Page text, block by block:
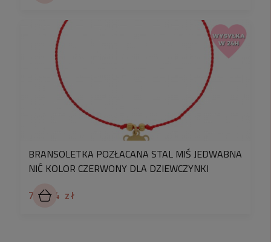
BRANSOLETKA POZŁACANA STAL MIŚ JEDWABNA
NIĆ KOLOR CZERWONY DLA DZIEWCZYNKI
72,04 zł